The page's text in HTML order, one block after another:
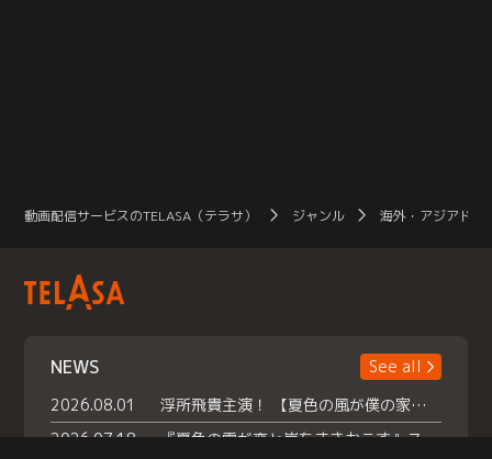
動画配信サービスのTELASA（テラサ） ジャンル 海外・アジアドラ
NEWS
See all
2026.08.01
浮所飛貴主演！ 【夏色の風が僕の家にやってきた】 本日よりテラサで独占配信スタート！
2026.07.18
『夏色の雲が恋と嵐をまきおこす』スペシャルメイキング 【Part1】2026年７月18日（土）23時30分～配信スタート！話題のシーンの裏側を大公開！豪華キャスト大集合！ 『武宮家 真夏の家族会議』開催！